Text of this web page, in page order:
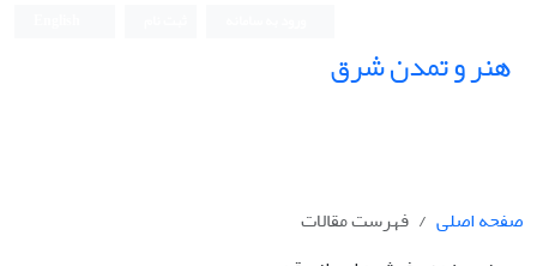
هنر و تمدن شرق
صفحه اصلی
فهرست مقالات